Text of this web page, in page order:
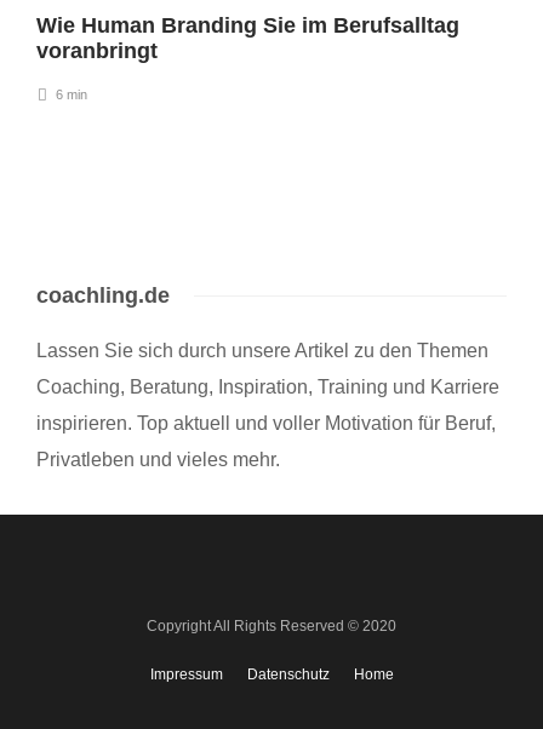
Wie Human Branding Sie im Berufsalltag
voranbringt
6 min
coachling.de
Lassen Sie sich durch unsere Artikel zu den Themen
Coaching, Beratung, Inspiration, Training und Karriere
inspirieren. Top aktuell und voller Motivation für Beruf,
Privatleben und vieles mehr.
Copyright All Rights Reserved © 2020
Impressum Datenschutz Home